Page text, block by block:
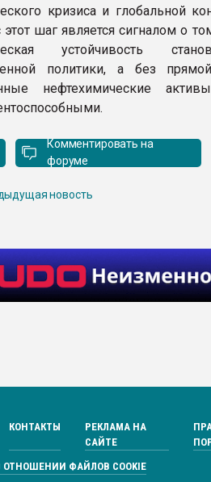
кризиса и глобальной
этот шаг является сигналом о
устойчивость
политики, а без
нефтехимические
Комментировать на
форуме
новость
КОНТАКТЫ
РЕКЛАМА НА
САЙТЕ
ФАЙЛОВ COOKIE